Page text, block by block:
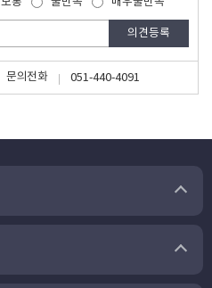
문의전화 051-440-4091